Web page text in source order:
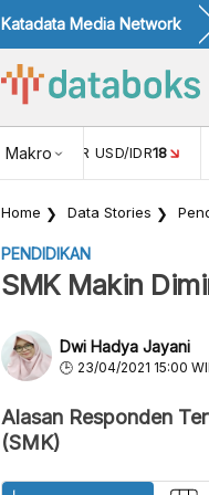
Katadata Media Network
Makro
NILAI TUKAR USD/IDR18
Home Data Stories
PENDIDIKAN
SMK Makin
Dwi Hadya Jayani
23/04/2021 15:00
Alasan Responden
(SMK)